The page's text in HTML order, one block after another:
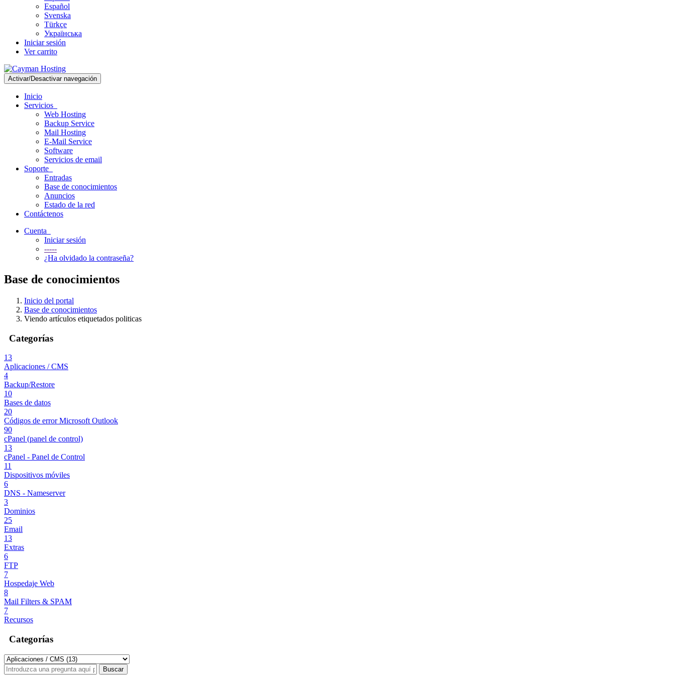
Español
Svenska
Türkçe
Українська
Iniciar sesión
Ver carrito
Activar/Desactivar navegación
Inicio
Servicios
Web Hosting
Backup Service
Mail Hosting
E-Mail Service
Software
Servicios de email
Soporte
Entradas
Base de conocimientos
Anuncios
Estado de la red
Contáctenos
Cuenta
Iniciar sesión
-----
¿Ha olvidado la contraseña?
Base de conocimientos
Inicio del portal
Base de conocimientos
Viendo artículos etiquetados politicas
Categorías
13
Aplicaciones / CMS
4
Backup/Restore
10
Bases de datos
20
Códigos de error Microsoft Outlook
90
cPanel (panel de control)
13
cPanel - Panel de Control
11
Dispositivos móviles
6
DNS - Nameserver
3
Dominios
25
Email
13
Extras
6
FTP
7
Hospedaje Web
8
Mail Filters & SPAM
7
Recursos
Categorías